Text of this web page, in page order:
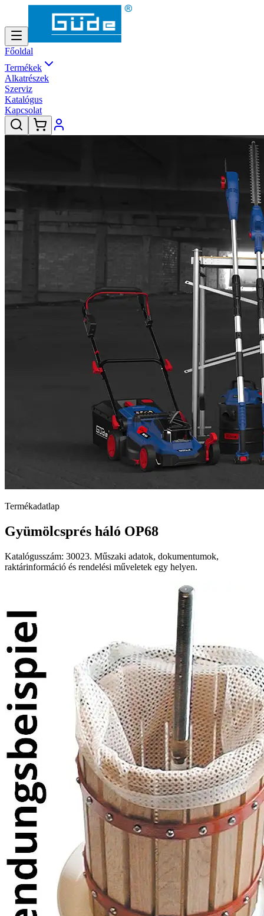
Főoldal
Termékek
Alkatrészek
Szerviz
Katalógus
Kapcsolat
Termékadatlap
Gyümölcsprés háló OP68
Katalógusszám: 30023. Műszaki adatok, dokumentumok,
raktárinformáció és rendelési műveletek egy helyen.